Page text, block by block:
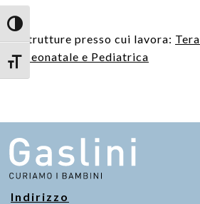
Attiva/disattiva alto contrasto
Attiva/disattiva dimensione testo
Strutture presso cui lavora:
Neonatale e Pediatrica
Indirizzo